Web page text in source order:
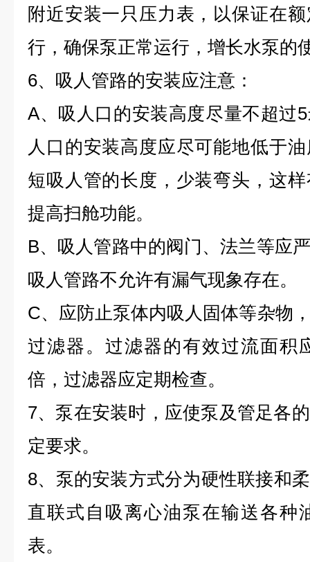
附近安装一只压力表，以保证在
行，确保泵正常运行，增长水泵的
6、吸人管路的安装应注意：
A、吸人口的安装高度尽量不超过
人口的安装高度应尽可能地低于
短吸人管的长度，少装弯头，这
提高扫舱功能。
B、吸人管路中的阀门、法兰等应
吸人管路不允许有漏气现象存在。
C、应防止泵体内吸人固体等杂物
过滤器。过滤器的有效过流面
倍，过滤器应定期检查。
7、泵在安装时，应使泵及管足各
定要求。
8、泵的安装方式分为硬性联接和
直联式自吸离心油泵在输送各种
表。